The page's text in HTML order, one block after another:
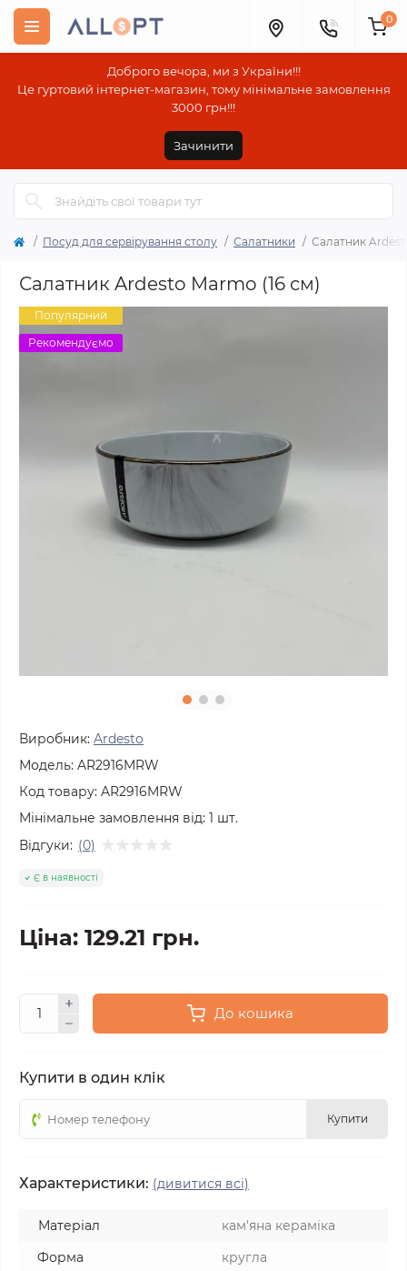
Доброго вечора, ми з України!!!
Це гуртовий інтернет-магазин, тому мінімальне замовлення
3000 грн!!!
Зачинити
0
Посуд для сервірування столу Салатники Салатник
Салатник Ardesto Marmo (16 см)
Популярний
Рекомендуємо
Виробник: Ardesto
Модель: AR2916MRW
Код товару: AR2916MRW
Мінімальне замовлення від: 1 шт.
Відгуки: (0)
Є в наявності
Ціна: 129.21 грн.
До кошика
Купити в один клік
Купити
Характеристики: (дивитися всі)
Матеріал
кам'яна кераміка
Форма
кругла